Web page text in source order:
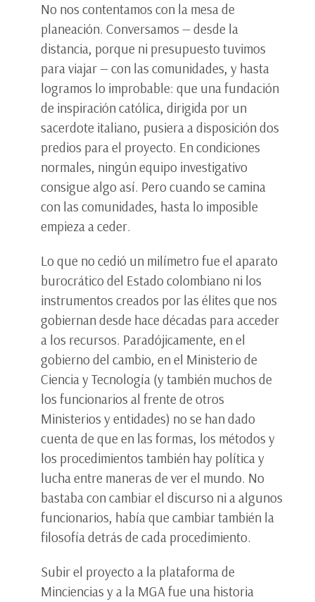
No nos contentamos con la mesa de
planeación. Conversamos — desde la
distancia, porque ni presupuesto tuvimos
para viajar — con las comunidades, y hasta
logramos lo improbable: que una fundación
de inspiración católica, dirigida por un
sacerdote italiano, pusiera a disposición dos
predios para el proyecto. En condiciones
normales, ningún equipo investigativo
consigue algo así. Pero cuando se camina
con las comunidades, hasta lo imposible
empieza a ceder.
Lo que no cedió un milímetro fue el aparato
burocrático del Estado colombiano ni los
instrumentos creados por las élites que nos
gobiernan desde hace décadas para acceder
a los recursos. Paradójicamente, en el
gobierno del cambio, en el Ministerio de
Ciencia y Tecnología (y también muchos de
los funcionarios al frente de otros
Ministerios y entidades) no se han dado
cuenta de que en las formas, los métodos y
los procedimientos también hay política y
lucha entre maneras de ver el mundo. No
bastaba con cambiar el discurso ni a algunos
funcionarios, había que cambiar también la
filosofía detrás de cada procedimiento.
Subir el proyecto a la plataforma de
Minciencias y a la MGA fue una historia